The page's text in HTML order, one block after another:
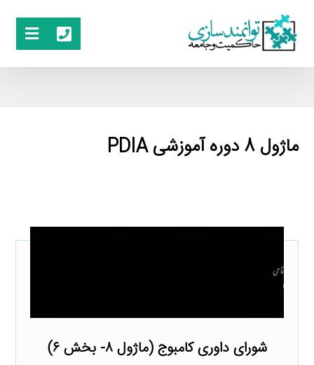
ماژول 8 دوره آموزشی PDIA
شورای داوری کامبوج (ماژول ۸- بخش ۶)